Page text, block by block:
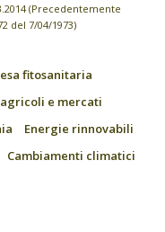
(Precedentemente
del 7/04/1973)
fitosanitaria
e mercati
Energie rinnovabili
Cambiamenti climatici